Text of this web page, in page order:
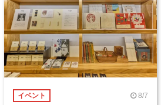
イベント 8/7